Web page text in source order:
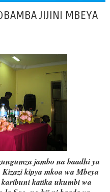
JIJINI MBEYA
jambo na baadhi ya
kipya mkoa wa Mbeya
katika ukumbi wa